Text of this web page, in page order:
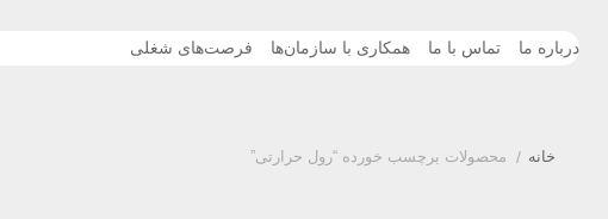
درباره ما تماس با ما همکاری با سازمان‌ها فرصت‌های شغلی
خانه / محصولات برچسب خورده “رول حرارتی”